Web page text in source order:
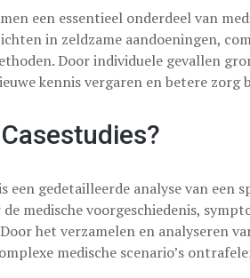
een essentieel onderdeel van
in zeldzame aandoeningen,
Door individuele gevallen
kennis vergaren en betere zorg
een gedetailleerde analyse van
medische voorgeschiedenis,
het verzamelen en analyseren
medische scenario’s